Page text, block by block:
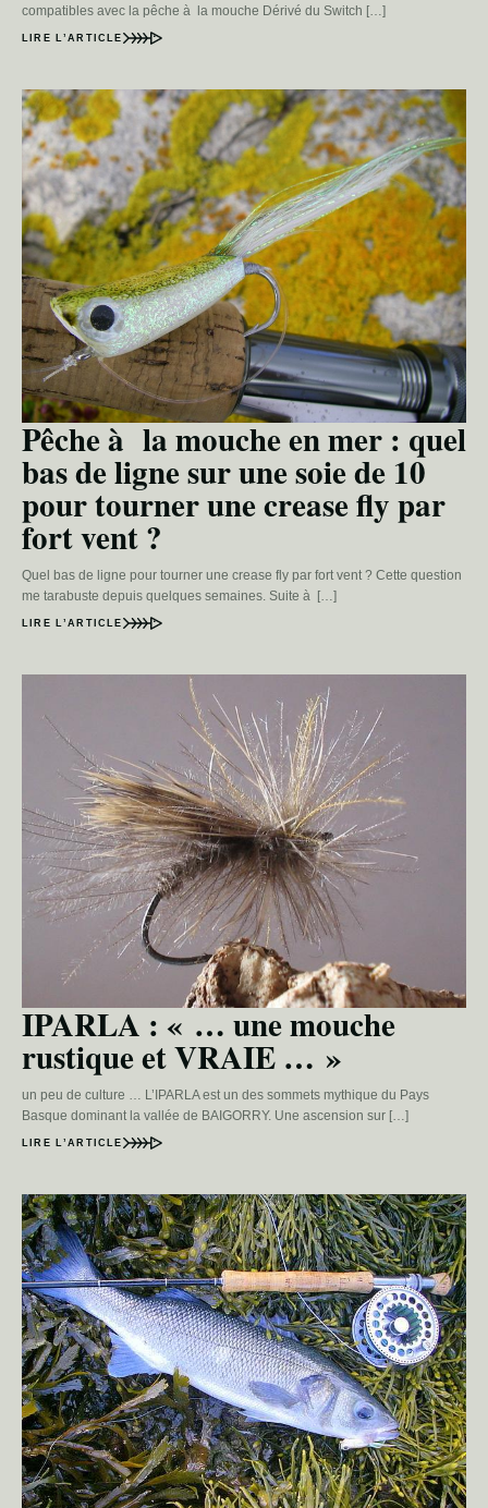
compatibles avec la pêche à la mouche Dérivé du Switch […]
LIRE L’ARTICLE
Pêche à la mouche en mer : quel
bas de ligne sur une soie de 10
pour tourner une crease fly par
fort vent ?
Quel bas de ligne pour tourner une crease fly par fort vent ? Cette question
me tarabuste depuis quelques semaines. Suite à […]
LIRE L’ARTICLE
IPARLA : « … une mouche
rustique et VRAIE … »
un peu de culture … L’IPARLA est un des sommets mythique du Pays
Basque dominant la vallée de BAIGORRY. Une ascension sur […]
LIRE L’ARTICLE